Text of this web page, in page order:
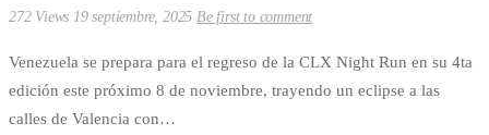
272 Views 19 septiembre, 2025Be first to comment
Venezuela se prepara para el regreso de la CLX Night Run en su 4ta
edición este próximo 8 de noviembre, trayendo un eclipse a las
calles de Valencia con…